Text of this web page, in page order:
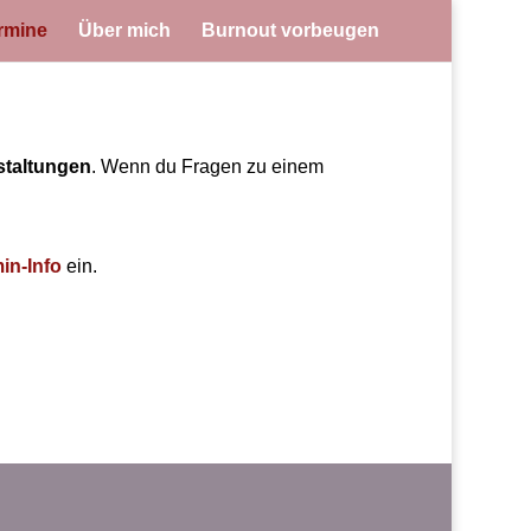
Über mich Burnout vorbeugen
. Wenn du Fragen zu einem
Info ein.